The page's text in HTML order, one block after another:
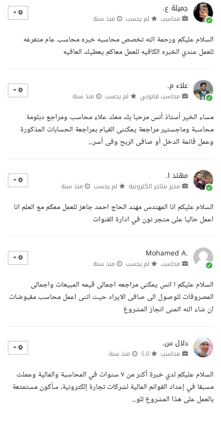
جميلة ع.
محاسب لم يحسب منذ سنة
السلام عليكم ورحمة الله تخصص محاسبه خبره محاسب عام متفرغه
للعمل عندي الخبره الكافيه للعمل معاكم يعطيك العافيه
علاء م.
محاسب قانوني لم يحسب منذ سنة
مساء الخير أستاذ أنس مرحبا بك معك علاء محاسب ومراجع دبلومة
محاسبة وماجستير مراجعة يمكننى القيام بمراجعة الحسابات المذكورة
وعمل قائمة الدخل أو صافى الربح وفى أسر...
مهند ا.
مدير متاجر الكترونية لم يحسب منذ سنة
السلام عليكم انا المهندس مهند الحاج احمد جاهز للعمل معكم مع العلم انا
اعمل حاليا على متجر نون في ادارة القنوات
Mohamed A.
محاسب لم يحسب منذ سنة
السلام عليكم ا انس يمكنى مراجعه اجمالى قيمه المبيعات واجمالى
المصروفات للوصول الى صافى الايراد حيث اننى اعمل محاسب مقبوضات
ان شاء الله اتمنى انجاز المشروع
دلال س.
محاسب منذ سنة
السلام عليكم لدي خبرة أكثر من ٧ سنوات في المحاسبة والمالية وعملت
مسبقا في إعداد القوائم المالية لشركات تجارة إلكترونية، سأكون مستمتعة
بالعمل على هذا المشروع للو...